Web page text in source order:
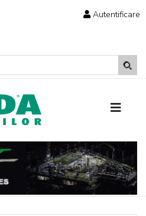
Autentificare